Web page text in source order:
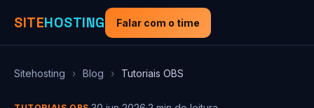
SITEHOSTING Falar com o time
Sitehosting › Blog › Tutoriais OBS